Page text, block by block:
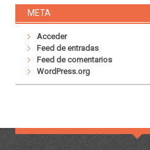
META
Acceder
Feed de entradas
Feed de comentarios
WordPress.org